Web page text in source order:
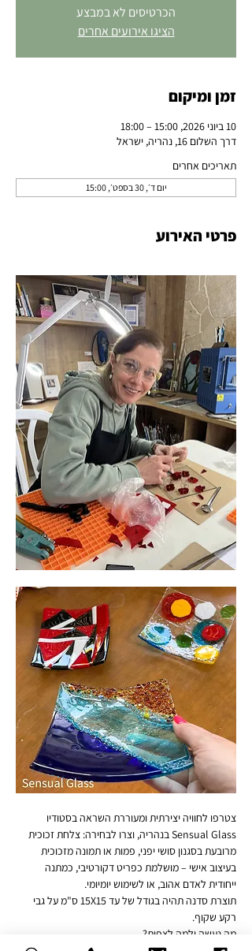
הכרטיסים לא במבצע
הציגו אירועים אחרים
זמן ומיקום
10 ביוני 2026, 15:00 – 18:00
דרך השלום 16, נהריה, ישראל
תאריכים אחרים
יום ד׳, 30 בספט׳, 15:00
פרטי האירוע
צטרפו לחוויה יצירתית ומעוררת השראה בסטודיו
Sensual Glass בנהריה, וצרו לבחירה: צלחת זכוכית
מרובעת בסגנון סושי יפני, פמות או תמונה מזכוכית
בעיצוב אישי – מושלמת כפריט דקורטיבי, כמתנה
ייחודית לאדם אהוב, או לשימוש יומיומי.
תוצרת סדנה תהיה בגודל של עד 15X15 ס"מ על גבי
רקע שקוף.
מה נעשה ולמה לצפות?